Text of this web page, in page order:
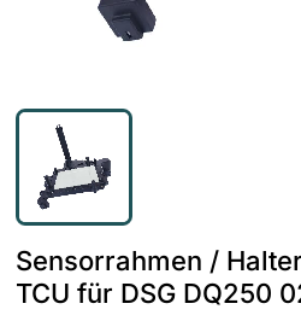
Sensorrahmen /
TCU für DSG DQ250